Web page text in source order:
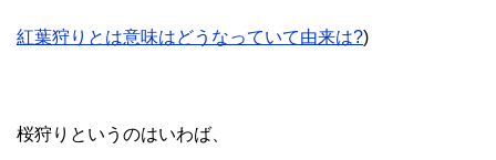
紅葉狩りとは意味はどうなっていて由来は?)
桜狩りというのはいわば、